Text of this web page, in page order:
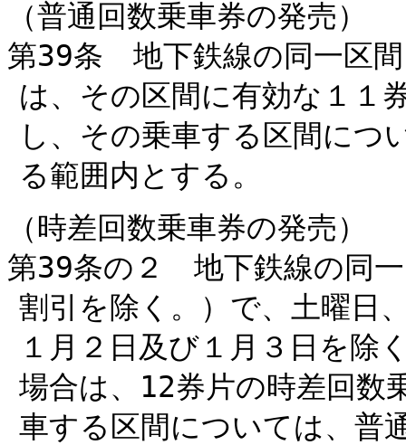
（普通回数乗車券の発売）
第39条 地下鉄線の同一区
は、その区間に有効な１１
し、その乗車する区間につ
る範囲内とする。
（時差回数乗車券の発売）
第39条の２ 地下鉄線の同
割引を除く。）で、土曜日
１月２日及び１月３日を除
場合は、12券片の時差回数
車する区間については、普